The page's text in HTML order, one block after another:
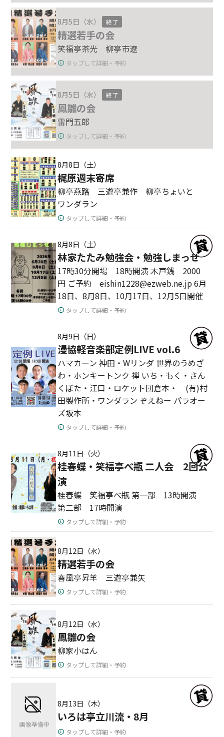
8月5日（水） 終了
精選若手の会
笑福亭茶光 柳亭市遼
タップして詳細・予約
8月5日（水） 終了
鳳雛の会
雷門五郎
タップして詳細・予約
8月8日（土）
梶原週末寄席
柳亭燕路 三遊亭兼作 柳亭ちょいと
ワンダラン
タップして詳細・予約
8月8日（土）
林家たたみ勉強会・勉強しまっせ
17時30分開場 18時開演 木戸銭 2000
円 ご予約 eishin1228@ezweb.ne.jp 6月
18日、8月8日、10月17日、12月5日開催
タップして詳細・予約
8月9日（日）
漫協軽音楽部定例LIVE vol.6
ハマカーン 神田・Wリンダ 世界のうめざ
わ・ホンキートンク 禅 いち・もく・さん
くぼた・江口・ロケット団倉本・ (有)村
田製作所・ワンダラン ぞえねー パラオー
ズ坂本
タップして詳細・予約
8月11日（火）
桂春蝶・笑福亭べ瓶 二人会 2回公
演
桂春蝶 笑福亭べ瓶 第一部 13時開演
第二部 17時開演
タップして詳細・予約
8月12日（水）
精選若手の会
春風亭昇羊 三遊亭兼矢
タップして詳細・予約
8月12日（水）
鳳雛の会
柳家小はん
タップして詳細・予約
8月13日（木）
いろは亭立川流・8月
タップして詳細・予約